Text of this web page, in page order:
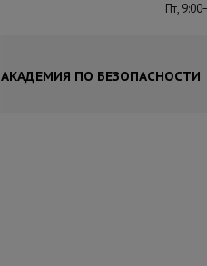
Пт,
АКАДЕМИЯ ПО БЕЗОПАСНОСТИ